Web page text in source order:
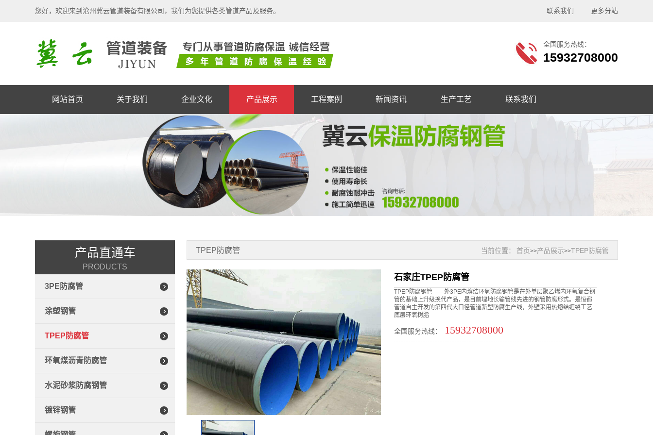
您好，欢迎来到沧州冀云管道装备有限公司，我们为您提供各类管道产品及服务。 联系我们 更多分站
全国服务热线：
15932708000
网站首页 关于我们 企业文化 产品展示 工程案例 新闻资讯 生产工艺 联系我们
产品直通车
PRODUCTS
3PE防腐管
涂塑钢管
TPEP防腐管
环氧煤沥青防腐管
水泥砂浆防腐钢管
镀锌钢管
TPEP防腐管 当前位置： 首页>>产品展示>>TPEP防腐管
石家庄TPEP防腐管
TPEP防腐钢管——外3PE内熔结环氧防腐钢管是在外单层聚乙烯内环氧复合钢
管的基础上升级换代产品，是目前埋地长输管线先进的钢管防腐形式。是恒都
管道自主开发的第四代大口径管道新型防腐生产线，外壁采用热熔结缠绕工艺
底层环氧树脂
全国服务热线： 15932708000